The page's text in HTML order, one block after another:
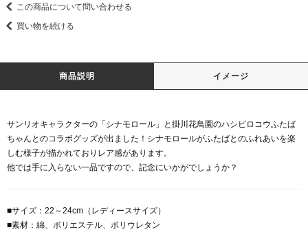
この商品について問い合わせる
買い物を続ける
商品説明 イメージ
サンリオキャラクターの「シナモロール」と掛川花鳥園のハシビロコウふたば
ちゃんとのコラボグッズが出ました！シナモロールがふたばとのふれあいを楽
しむ様子が描かれておりレア感があります。
他では手に入らない一品ですので、記念にいかがでしょうか？
■サイズ：22～24cm（レディースサイズ）
■素材：綿、ポリエステル、ポリウレタン